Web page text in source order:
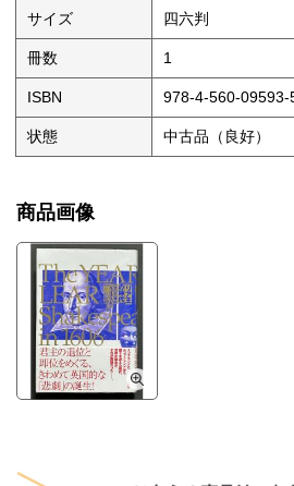
サイズ 四六判
冊数 1
ISBN 978-4-560-09593-
状態 中古品（良好）
商品画像